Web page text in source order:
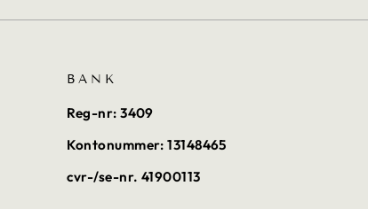
BANK
Reg-nr: 3409
Kontonummer: 13148465
cvr-/se-nr. 41900113